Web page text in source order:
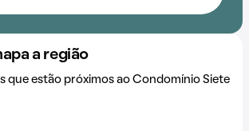
a região
que estão próximos ao Condomínio Siete